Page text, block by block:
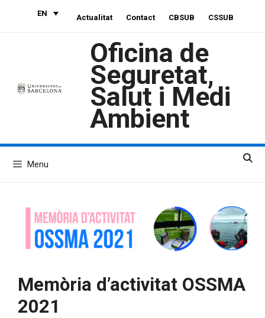
EN Actualitat Contact CBSUB CSSUB
Oficina de
Seguretat,
Salut i Medi
Ambient
Menu
Memòria d’activitat OSSMA
2021